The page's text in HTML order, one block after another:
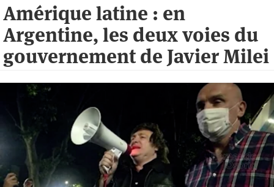
Amérique latine : en
Argentine, les deux voies du
gouvernement de Javier Milei